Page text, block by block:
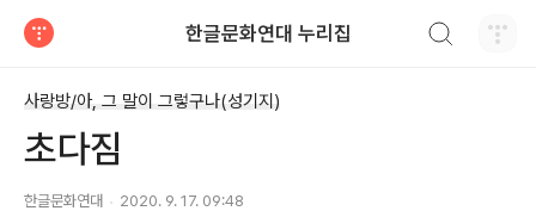
한글문화연대 누리집
사랑방/아, 그 말이 그렇구나(성기지)
초다짐
한글문화연대 2020. 9. 17. 09:48